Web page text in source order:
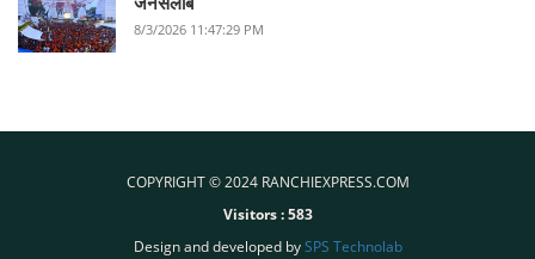
8/3/2026 11:47:29 PM
COPYRIGHT © 2024 RANCHIEXPRESS.COM
Visitors : 583
Design and developed bySPS Technolab